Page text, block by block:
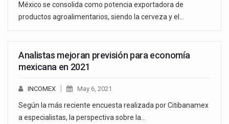
México se consolida como potencia exportadora de
productos agroalimentarios, siendo la cerveza y el…
Analistas mejoran previsión para economía
mexicana en 2021
INCOMEX May 6, 2021
Según la más reciente encuesta realizada por Citibanamex
a especialistas, la perspectiva sobre la…